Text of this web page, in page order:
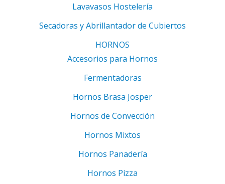
Lavavasos Hostelería
Secadoras y Abrillantador de Cubiertos
HORNOS
Accesorios para Hornos
Fermentadoras
Hornos Brasa Josper
Hornos de Convección
Hornos Mixtos
Hornos Panadería
Hornos Pizza